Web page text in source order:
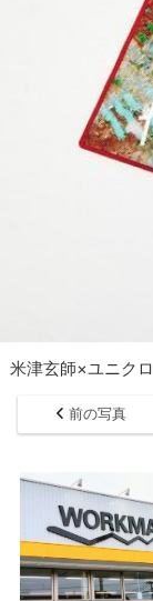
米津玄師×ユニク
前の写真